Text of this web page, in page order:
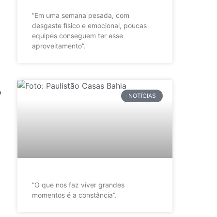
”Em uma semana pesada, com
desgaste físico e emocional, poucas
equipes conseguem ter esse
aproveitamento”.
NOTÍCIAS
”O que nos faz viver grandes
momentos é a constância”.